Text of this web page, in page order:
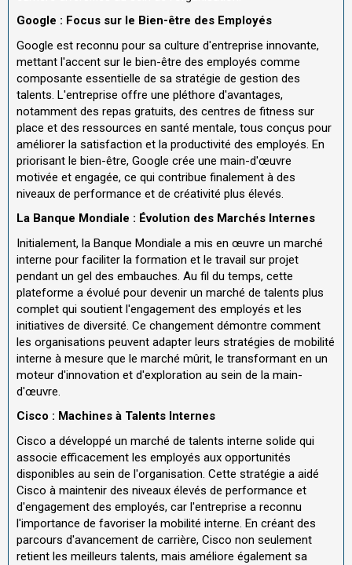
Google : Focus sur le Bien-être des Employés
Google est reconnu pour sa culture d'entreprise innovante,
mettant l'accent sur le bien-être des employés comme
composante essentielle de sa stratégie de gestion des
talents. L'entreprise offre une pléthore d'avantages,
notamment des repas gratuits, des centres de fitness sur
place et des ressources en santé mentale, tous conçus pour
améliorer la satisfaction et la productivité des employés. En
priorisant le bien-être, Google crée une main-d'œuvre
motivée et engagée, ce qui contribue finalement à des
niveaux de performance et de créativité plus élevés.
La Banque Mondiale : Évolution des Marchés Internes
Initialement, la Banque Mondiale a mis en œuvre un marché
interne pour faciliter la formation et le travail sur projet
pendant un gel des embauches. Au fil du temps, cette
plateforme a évolué pour devenir un marché de talents plus
complet qui soutient l'engagement des employés et les
initiatives de diversité. Ce changement démontre comment
les organisations peuvent adapter leurs stratégies de mobilité
interne à mesure que le marché mûrit, le transformant en un
moteur d'innovation et d'exploration au sein de la main-
d'œuvre.
Cisco : Machines à Talents Internes
Cisco a développé un marché de talents interne solide qui
associe efficacement les employés aux opportunités
disponibles au sein de l'organisation. Cette stratégie a aidé
Cisco à maintenir des niveaux élevés de performance et
d'engagement des employés, car l'entreprise a reconnu
l'importance de favoriser la mobilité interne. En créant des
parcours d'avancement de carrière, Cisco non seulement
retient les meilleurs talents, mais améliore également sa